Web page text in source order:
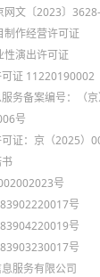
网文〔2023〕
制作经营许可证
性演出许可证
证 11220190002
务备案编号：（
号
证：京（2025）
号
号
号
号
服务有限公司